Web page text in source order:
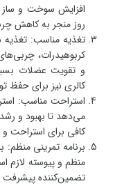
افزایش سوخت و ساز
روز منجر به کاهش
تغذیه مناسب: تغذیه
کربوهیدرات،
و تقویت عضلات
کالری نیز برای
استراحت مناسب:
می‌دهد تا بهبود و رشد
کافی برای استراحت
برنامه تمرینی منظم:
منظم و پیوسته لازم
تضمین‌کننده پیشرفت